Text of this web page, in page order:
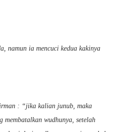
namun ia mencuci kedua kakinya
: “jika kalian junub, maka
wudhunya, setelah